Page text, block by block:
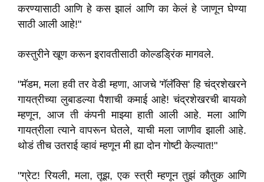
करण्यासाठी आणि हे कस झालं आणि का केलं हे जाणून घेण्या
साठी आली आहे!"
कस्तुरीने खूण करून इरावतीसाठी कोल्डड्रिंक मागवले.
"मॅडम, मला हवी तर वेडी म्हणा, आजचे 'गॅलॅक्सि' हि चंद्रशेखरने
गायत्रीच्या लुबाडल्या पैशाची कमाई आहे! चंद्रशेखरची बायको
म्हणून, आज ती कंपनी माझ्या हाती आली आहे. मला आणि
गायत्रीला त्याने वापरून घेतले, याची मला जाणीव झाली आहे.
थोडं तीच उतराई व्हावं म्हणून मी ह्या दोन गोष्टी केल्यात!"
"ग्रेट! रियली, मला, तूझ, एक स्त्री म्हणून तुझं कौतुक आणि